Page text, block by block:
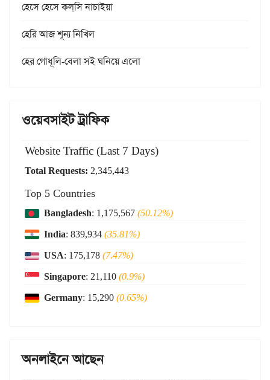
হেসে হেসে কল্‌সি নাচাইয়া
হেরি আজ শূন্য নিখিল
হের গোধূলি-বেলা সই ঘনিয়ে এলো
ওয়েবসাইট ট্রাফিক
Website Traffic (Last 7 Days)
Total Requests: 2,345,443
Top 5 Countries
Bangladesh: 1,175,567(50.12%)
India: 839,934(35.81%)
USA: 175,178(7.47%)
Singapore: 21,110(0.9%)
Germany: 15,290(0.65%)
অনলাইনে আছেন